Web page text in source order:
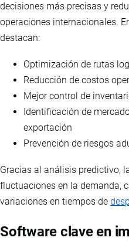
decisiones más precisas y
operaciones internacionales.
destacan:
Optimización de rutas
Reducción de costos
Mejor control de
Identificación de
exportación
Prevención de riesgos
Gracias al análisis predictivo,
fluctuaciones en la demanda,
variaciones en tiempos de
Software clave en